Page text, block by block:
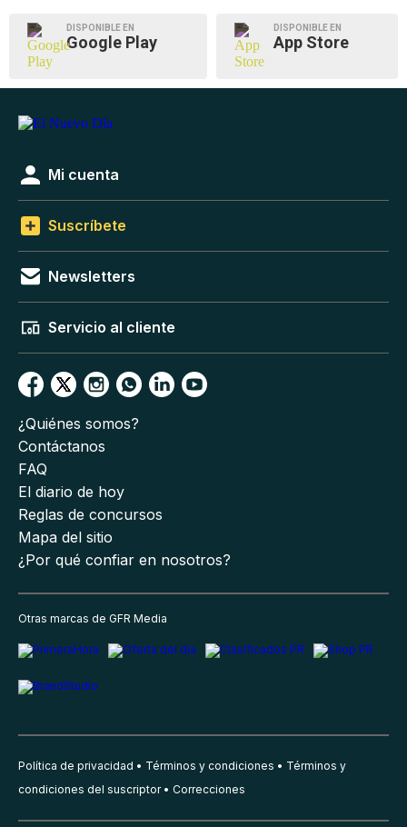
DISPONIBLE EN
Google Play
DISPONIBLE EN
App Store
Mi cuenta
Suscríbete
Newsletters
Servicio al cliente
¿Quiénes somos?
Contáctanos
FAQ
El diario de hoy
Reglas de concursos
Mapa del sitio
¿Por qué confiar en nosotros?
Otras marcas de GFR Media
Política de privacidad Términos y condiciones
Términos y
condiciones del suscriptor
Correcciones